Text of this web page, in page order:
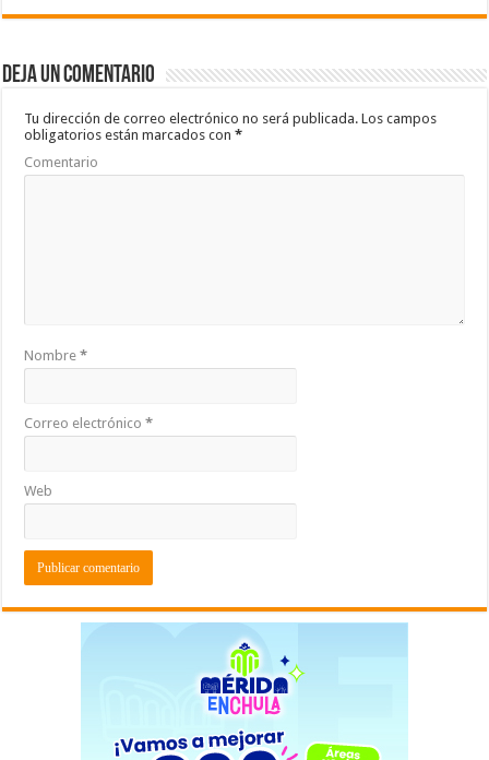
e
b
o
o
k
tt
er
at
sA
p
p
m
ar
ti
Deja un comentario
Tu dirección de correo electrónico no será publicada. Los campos
obligatorios están marcados con*
Comentario
Nombre*
Correo electrónico*
Web